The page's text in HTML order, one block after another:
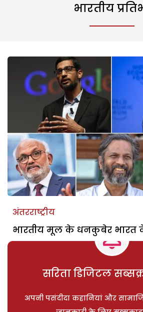
भारतीय
अंतरराष्ट्रीय
भारतीय मूल के धनकुबेर भारत
सरिता डिजिटल
अपनी पसंदीदा कहानियां और